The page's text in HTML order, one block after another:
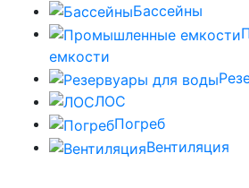
Бассейны
емкости
ЛОС
Погреб
Вентиляция